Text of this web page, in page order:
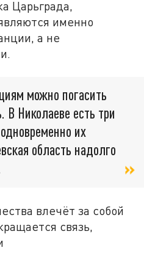
Царьграда,
именно
а не
можно погасить
Николаеве есть три
их
область надолго
влечёт за собой
связь,